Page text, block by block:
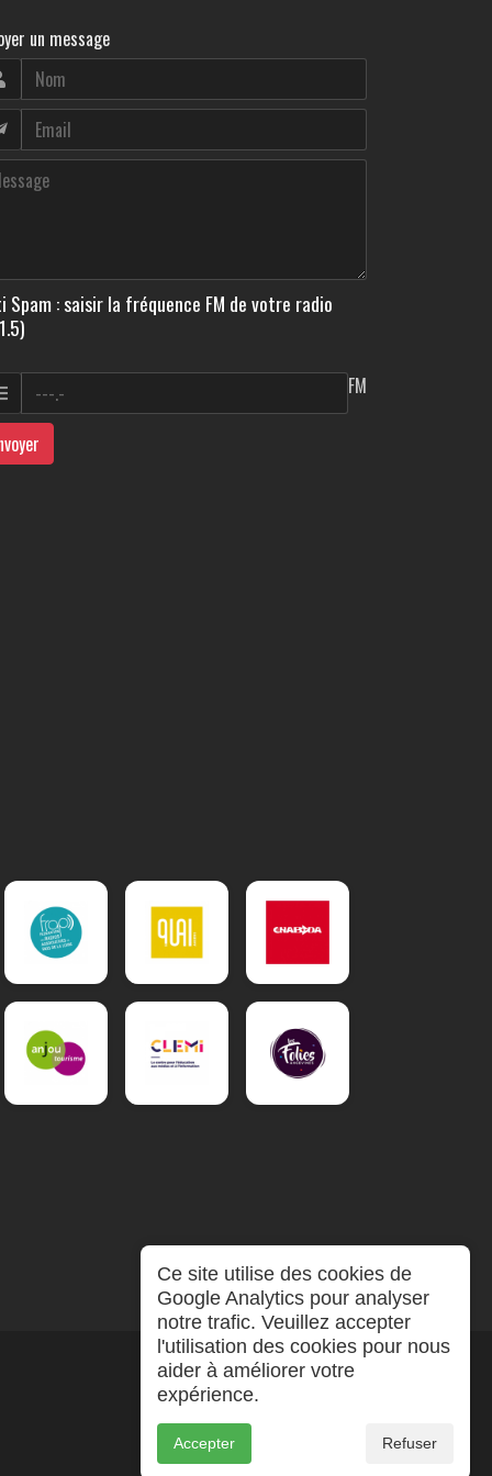
un message
Spam : saisir la fréquence FM de votre radio
FM
Ce site utilise des cookies de
Google Analytics pour analyser
notre trafic. Veuillez accepter
l'utilisation des cookies pour nous
aider à améliorer votre
expérience.
Accepter Refuser